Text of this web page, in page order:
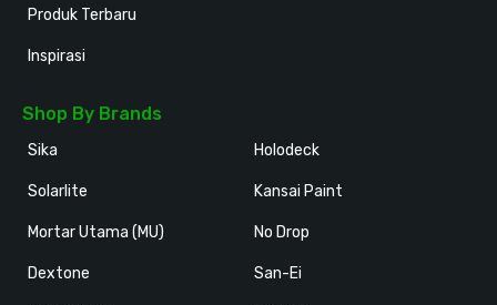
Produk Terbaru
Inspirasi
Shop By Brands
Sika
Solarlite
Mortar Utama (MU)
Dextone
Holodeck
Kansai Paint
No Drop
San-Ei